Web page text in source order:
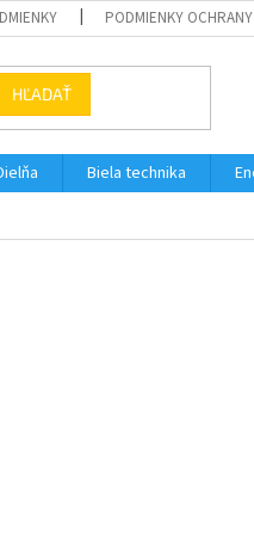
PODMIENKY OCHRANY
HĽADAŤ
Biela technika